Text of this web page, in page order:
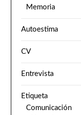
Memoria
Autoestima
CV
Entrevista
Etiqueta
Comunicación